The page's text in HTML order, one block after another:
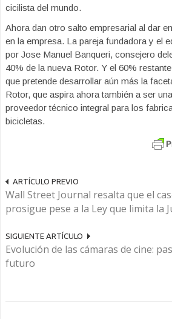
cicilista del mundo.
Ahora dan otro salto empresarial al dar
en la empresa. La pareja fundadora y el
por Jose Manuel Banqueri, consejero
40% de la nueva Rotor. Y el 60%
que pretende desarrollar aún más la
Rotor, que aspira ahora también a ser
proveedor técnico integral para los
bicicletas.
ARTÍCULO PREVIO
Wall Street Journal resalta que el
prosigue pese a la Ley que limita la
SIGUIENTE ARTÍCULO
Evolución de las cámaras de cine:
futuro